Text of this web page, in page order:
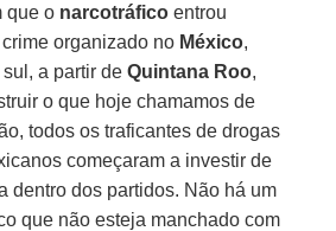
que o narcotráfico entrou
organizado no México,
sul, a partir deQuintana Roo,
o que hoje chamamos de
todos os traficantes de drogas
começaram a investir de
dentro dos partidos. Não há um
que não esteja manchado com